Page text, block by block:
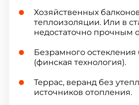
Хозяйственных
теплоизоляции. Или в
недостаточно прочным
Безрамного остекления
(финская технология).
Террас, веранд без
источников отопления.